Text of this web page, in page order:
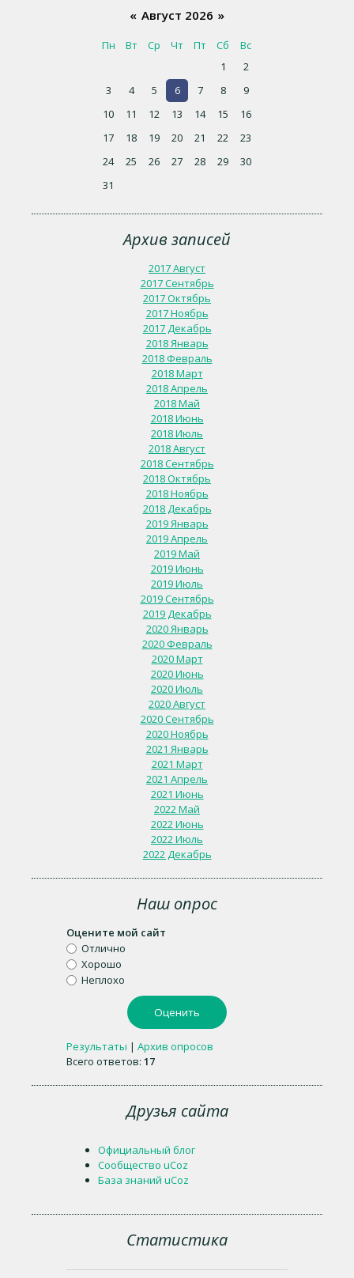
« Август 2026 »
Пн Вт Ср Чт Пт Сб
Вс
1
2
3
4 5 6 7 8
9
10
11 12 13 14 15
16
17
18 19 20 21 22
23
24
25 26 27 28 29
30
31
Архив записей
2017 Август
2017 Сентябрь
2017 Октябрь
2017 Ноябрь
2017 Декабрь
2018 Январь
2018 Февраль
2018 Март
2018 Апрель
2018 Май
2018 Июнь
2018 Июль
2018 Август
2018 Сентябрь
2018 Октябрь
2018 Ноябрь
2018 Декабрь
2019 Январь
2019 Апрель
2019 Май
2019 Июнь
2019 Июль
2019 Сентябрь
2019 Декабрь
2020 Январь
2020 Февраль
2020 Март
2020 Июнь
2020 Июль
2020 Август
2020 Сентябрь
2020 Ноябрь
2021 Январь
2021 Март
2021 Апрель
2021 Июнь
2022 Май
2022 Июнь
2022 Июль
2022 Декабрь
Наш опрос
Оцените мой сайт
Отлично
Хорошо
Неплохо
Результаты | Архив опросов
Всего ответов: 17
Друзья сайта
Официальный блог
Сообщество uCoz
База знаний uCoz
Статистика